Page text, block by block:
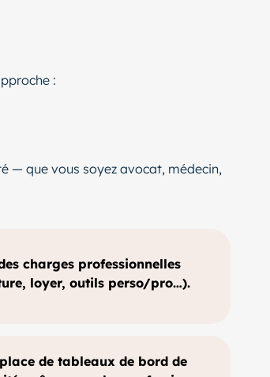
:
— que vous soyez avocat, médecin,
charges professionnelles
loyer, outils perso/pro…).
de tableaux de bord de